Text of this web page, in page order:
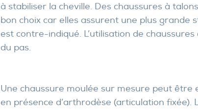
à stabiliser la cheville. Des chaussures à
bon choix car elles assurent une plus grande
est contre-indiqué. L’utilisation de
du pas.
Une chaussure moulée sur mesure peut être
en présence d’arthrodèse (articulation